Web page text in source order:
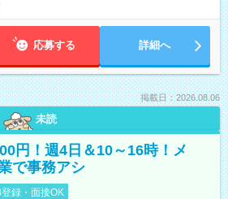
応募する 詳細へ
掲載日：2026.08.06
未読
円！週4日＆10～16時！メ
で事務アシ
録・面接OK